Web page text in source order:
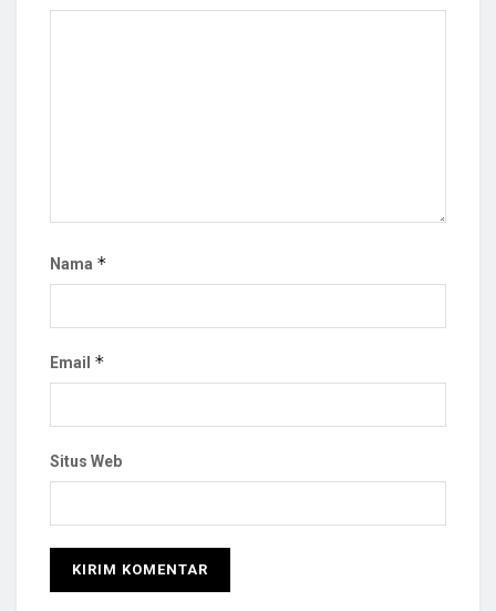
Nama *
Email *
Situs Web